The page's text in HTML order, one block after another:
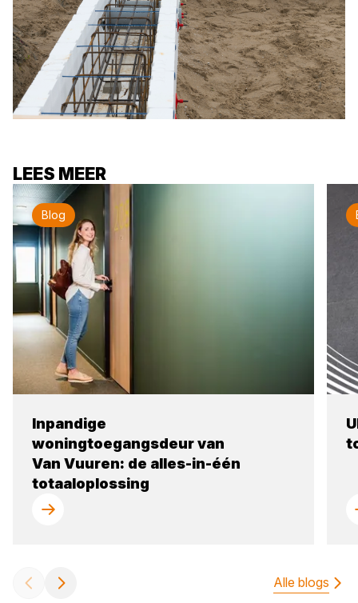
LEES MEER
Blog
Inpandige
woningtoegangsdeur van
Van Vuuren: de alles-in-één
totaaloplossing
Alle blogs